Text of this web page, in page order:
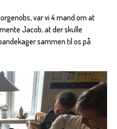
var vi 4 mand om at
Jacob, at der skulle
sammen til os på